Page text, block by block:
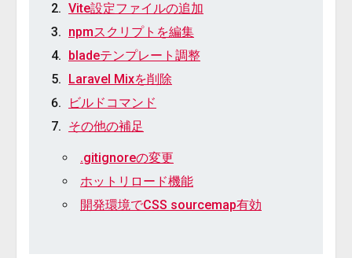
Vite設定ファイルの追加
npmスクリプトを編集
bladeテンプレート調整
Laravel Mixを削除
ビルドコマンド
その他の補足
.gitignoreの変更
ホットリロード機能
開発環境でCSS sourcemap有効